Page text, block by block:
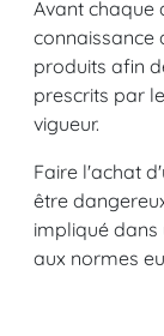
Avant chaque
connaissance
produits afin
prescrits par
vigueur.
Faire l'achat
être
impliqué dans
aux normes